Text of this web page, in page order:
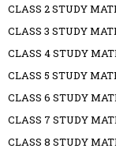
CLASS 2 STUDY
CLASS 3 STUDY
CLASS 4 STUDY
CLASS 5 STUDY
CLASS 6 STUDY
CLASS 7 STUDY
CLASS 8 STUDY